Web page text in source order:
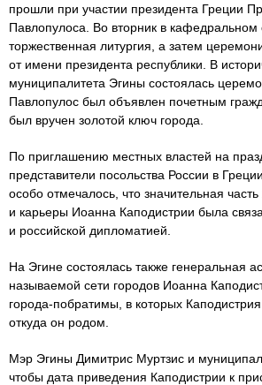
прошли при участии президента Греции
Павлопулоса. Во вторник в
торжественная литургия, а затем
от имени президента республики. В
муниципалитета Эгины состоялась
Павлопулос был объявлен почетным
был вручен золотой ключ города.
По приглашению местных властей на
представители посольства России в
особо отмечалось, что значительная
и карьеры Иоанна Каподистрии была
и российской дипломатией.
На Эгине состоялась также генеральная
называемой сети городов Иоанна
города-побратимы, в которых
откуда он родом.
Мэр Эгины Димитрис Муртзис и
чтобы дата приведения Каподистрии к